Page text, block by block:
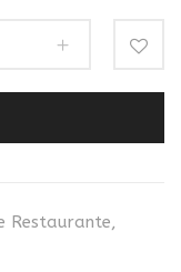
Restaurante,